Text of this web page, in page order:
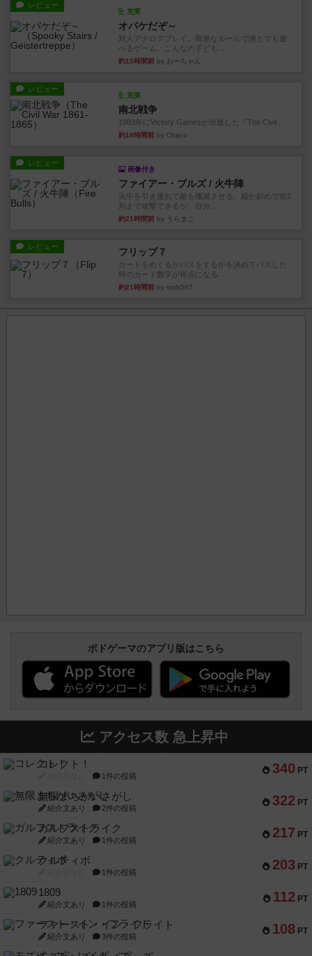
レビュー
充実
オバケだぞ～
対人アナログプレイ。簡単なルールで誰とでも遊
べるゲーム。こんなの子ども...
約15時間前 by おーちゃん
レビュー
充実
南北戦争
1983年にVictory Gamesが出版した『The Civil ...
約18時間前 by Chaco
レビュー
画像付き
ファイアー・ブルズ / 火牛陣
火牛を引き連れて敵を殲滅させる。縦か斜めで前2
列まで攻撃できるが、自分...
約21時間前 by うらまこ
レビュー フリップ７
カードをめくるかパスをするかを決めてパスした
時のカード数字が得点になる...
約21時間前 by mob567
ボドゲーマのアプリ版はこちら
アクセス数 急上昇中
340 PT
コレクト！
1件の投稿
322 PT
無限まちがいさがし
紹介文あり 2件の投稿
217 PT
ガルフストライク
紹介文あり 1件の投稿
203 PT
クルティボ
1件の投稿
112 PT
1809
紹介文あり 1件の投稿
108 PT
ファースト・イン・フライト
紹介文あり 3件の投稿